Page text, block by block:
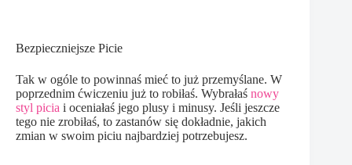
Bezpieczniejsze Picie
Tak w ogóle to powinnaś mieć to już przemyślane. W
poprzednim ćwiczeniu już to robiłaś. Wybrałaś nowy
styl picia i oceniałaś jego plusy i minusy. Jeśli jeszcze
tego nie zrobiłaś, to zastanów się dokładnie, jakich
zmian w swoim piciu najbardziej potrzebujesz.